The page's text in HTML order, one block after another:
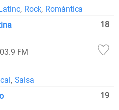
, Rock, Romántica
18
FM
, Salsa
19